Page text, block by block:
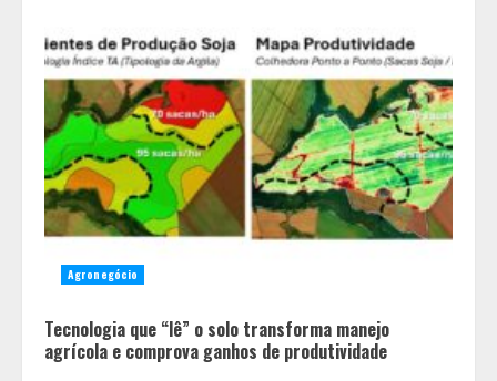
3
Mercure Belo Horizonte Savassi
inaugura novo espaço com o
Delicatto Restaurante
Agronegócio
Tecnologia que “lê” o solo transforma manejo
agrícola e comprova ganhos de produtividade